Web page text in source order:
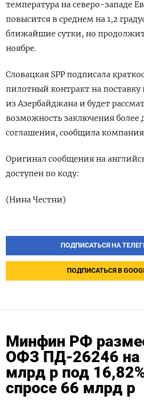
температура на северо-западе
повысится в среднем на 1,2
ближайшие сутки, но
ноябре.
Словацкая SPP подписала
пилотный контракт на поставку
из Азербайджана и будет
возможность заключения более
соглашения, сообщила компания
Оригинал сообщения на
доступен по коду:
(Нина Честни)
ПОДПИСАТЬСЯ НА
ПОДПИСАТЬСЯ В
Минфин РФ
ОФЗ ПД-26246 на
млрд р под
спросе 66 млрд р